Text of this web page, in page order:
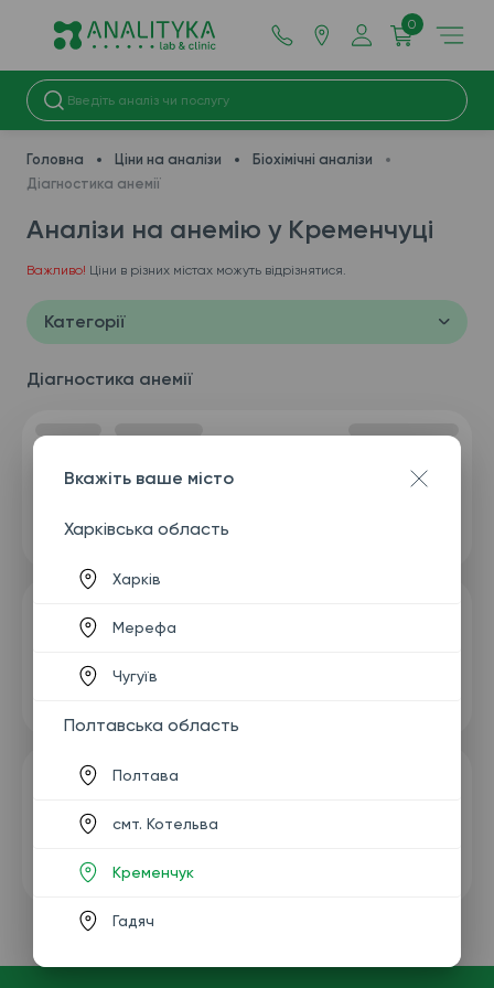
0
Головна Ціни на аналізи
Біохімічні аналізи
Діагностика анемії
Аналізи на анемію у Кременчуці
Важливо! Ціни в різних містах можуть відрізнятися.
Категорії
Діагностика анемії
Вкажіть ваше місто
Харківська область
Харків
Мерефа
Чугуїв
Полтавська область
Полтава
смт. Котельва
Кременчук
Гадяч